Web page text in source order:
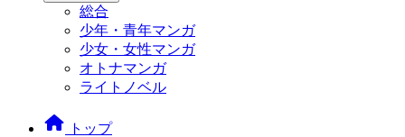
総合
少年・青年マンガ
少女・女性マンガ
オトナマンガ
ライトノベル
トップ